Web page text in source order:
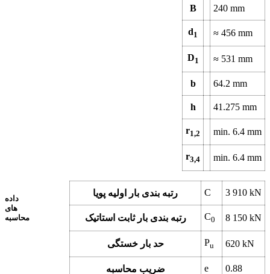
B 240 mm
d1 ≈ 456 mm
D1 ≈ 531 mm
b 64.2 mm
h 41.275 mm
r1,2 min. 6.4 mm
r3,4 min. 6.4 mm
داده
های
محاسبه
رتبه بندی بار اولیه پویا C 3 910 kN
رتبه بندی بار ثابت استاتیک C0 8 150 kN
حد بار خستگی Pu 620 kN
ضریب محاسبه e 0.88